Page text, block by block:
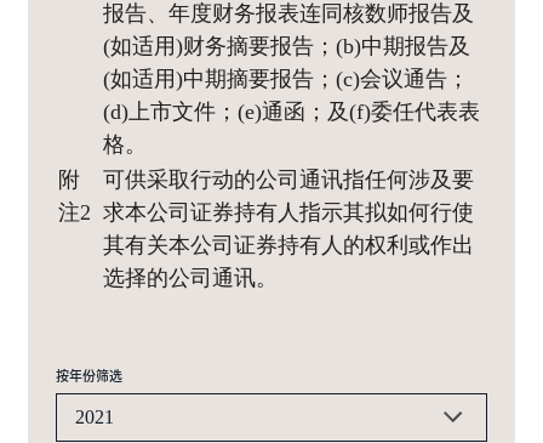
报告、年度财务报表连同核数师报告及
(如适用)财务摘要报告；(b)中期报告及
(如适用)中期摘要报告；(c)会议通告；
(d)上市文件；(e)通函；及(f)委任代表表
格。
附
注2
可供采取行动的公司通讯指任何涉及要
求本公司证券持有人指示其拟如何行使
其有关本公司证券持有人的权利或作出
选择的公司通讯。
按年份筛选
2021